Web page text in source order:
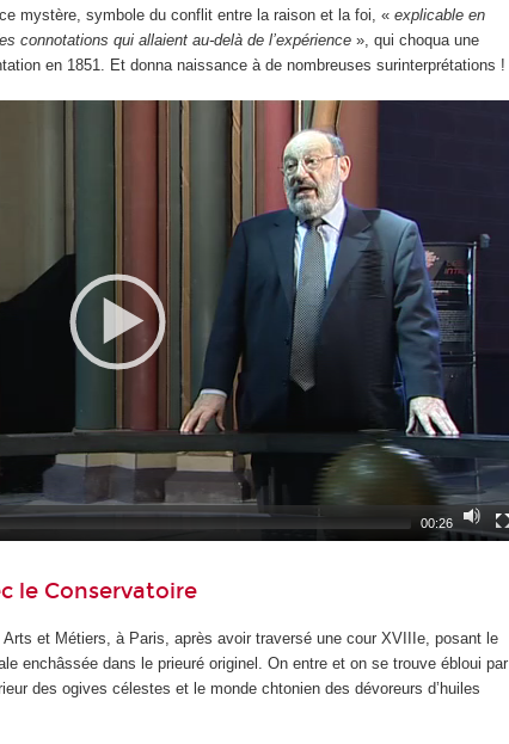
mystère, symbole du conflit entre la raison et la foi, «explicable en
connotations qui allaient au-delà de l’expérience », qui choqua une
en 1851. Et donna naissance à de nombreuses surinterprétations !
00:26
le Conservatoire
et Métiers, à Paris, après avoir traversé une cour XVIIIe, posant le
enchâssée dans le prieuré originel. On entre et on se trouve ébloui par
des ogives célestes et le monde chtonien des dévoreurs d’huiles